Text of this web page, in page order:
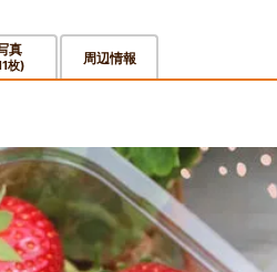
真
枚) 周辺情報